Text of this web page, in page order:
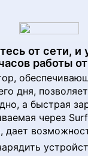
Intel
s
®
Ultra 7
Intel®
от сети, и
работы
дня,
а быстрая
через
дает